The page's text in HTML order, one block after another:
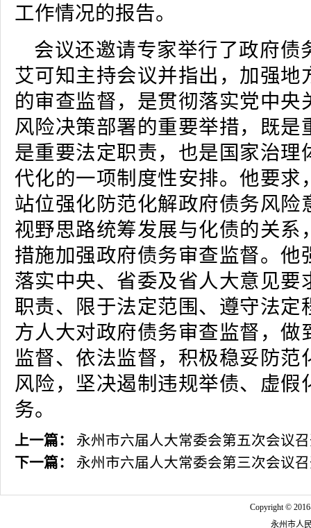
工作情况的报告。
会议还邀请专家举行了政府债
艾可知主持会议并指出，加强地
的审查监督，是贯彻落实党中央
风险决策部署的重要举措，既是
是重要法定职责，也是国家治理
代化的一项制度性安排。他要求
站位强化防范化解政府债务风险
视野思路统筹发展与化债的关系
措施加强政府债务审查监督。他
落实中央、省委及省人大意见要
职责、限于法定范围、遵守法定
方人大对政府债务审查监督，做
监督、依法监督，积极稳妥防范
风险，坚决遏制违规举债、虚假
务。
上一篇：
永州市六届人大常委会第五次会议
下一篇：
永州市六届人大常委会第三次会议
Copyright ©
永州市人